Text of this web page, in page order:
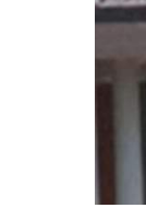
जीवनशैली